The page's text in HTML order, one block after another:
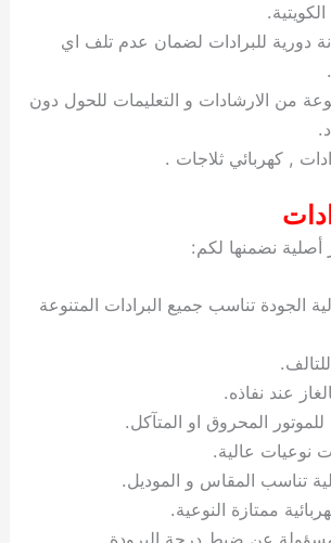
دورية للبرادات لضمان عدم تلف اي
من الارشادات و التعليمات للحول دون
, كهربائي ثلاجات .
نضمنها لكم:
الجودة تناسب جميع البرادات المتنوعة
عند نفاذه.
للموتور المحروق او المتآكل.
نوعيات عالية.
تناسب المقاس و الموديل.
ممتازة النوعية.